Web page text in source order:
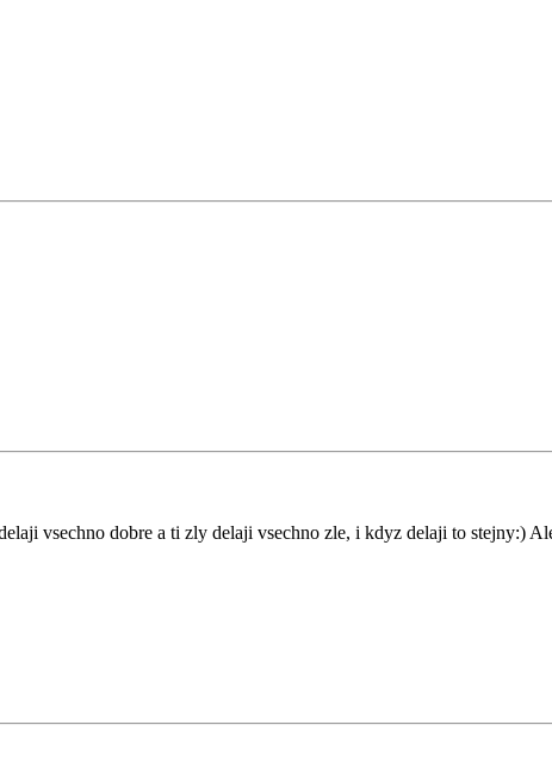
vsechno dobre a ti zly delaji vsechno zle, i kdyz delaji to stejny:)